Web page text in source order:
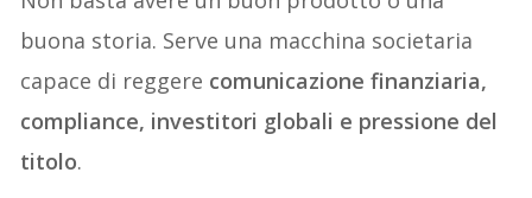
buona storia. Serve una macchina societaria
capace di reggere comunicazione finanziaria,
compliance, investitori globali e pressione del
titolo.